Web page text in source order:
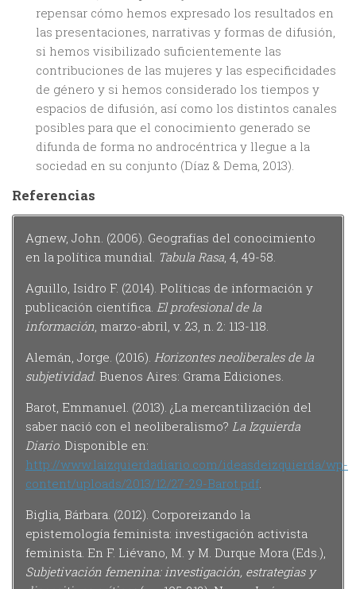
repensar cómo hemos expresado los resultados en
las presentaciones, narrativas y formas de difusión,
si hemos visibilizado suficientemente las
contribuciones de las mujeres y las especificidades
de género y si hemos considerado los tiempos y
espacios de difusión, así como los distintos canales
posibles para que el conocimiento generado se
difunda de forma no androcéntrica y llegue a la
sociedad en su conjunto (Díaz & Dema, 2013).
Referencias
Agnew, John. (2006). Geografías del conocimiento
en la política mundial. Tabula Rasa , 4, 49-58.
Aguillo, Isidro F. (2014). Políticas de información y
publicación científica. El profesional de la
información , marzo-abril, v. 23, n. 2: 113-118.
Alemán, Jorge. (2016). Horizontes neoliberales de la
subjetividad. Buenos Aires: Grama Ediciones.
Barot, Emmanuel. (2013). ¿La mercantilización del
saber nació con el neoliberalismo? La Izquierda
Diario. Disponible en:
http://www.laizquierdadiario.com/ideasdeizquierda/wp-
content/uploads/2013/12/27-29-Barot.pdf
Biglia, Bárbara. (2012). Corporeizando la
epistemología feminista: investigación activista
feminista. En F. Liévano, M. y M. Durque Mora (Eds.),
Subjetivación femenina: investigación, estrategias y